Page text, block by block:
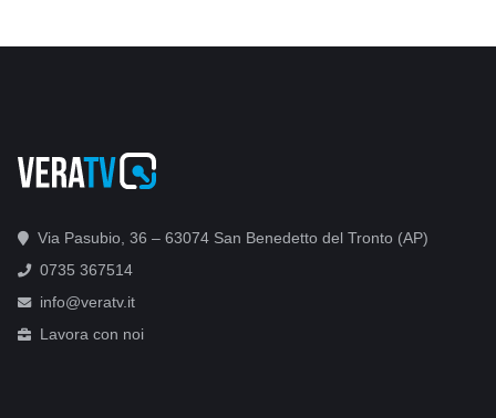
Via Pasubio, 36 – 63074 San Benedetto del Tronto (AP)
0735 367514
info@veratv.it
Lavora con noi